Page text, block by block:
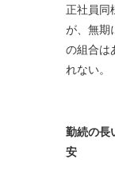
正社員同
が、無期
の組合は
れない。
勤続の長
安